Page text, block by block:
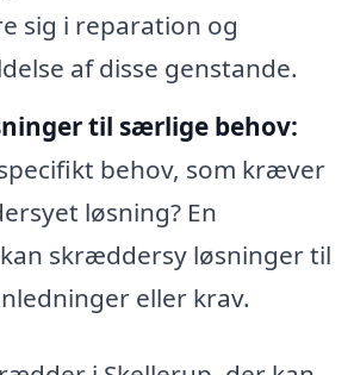
sig i reparation og
af disse genstande.
til særlige behov:
behov, som kræver
løsning? En
skræddersy løsninger til
eller krav.